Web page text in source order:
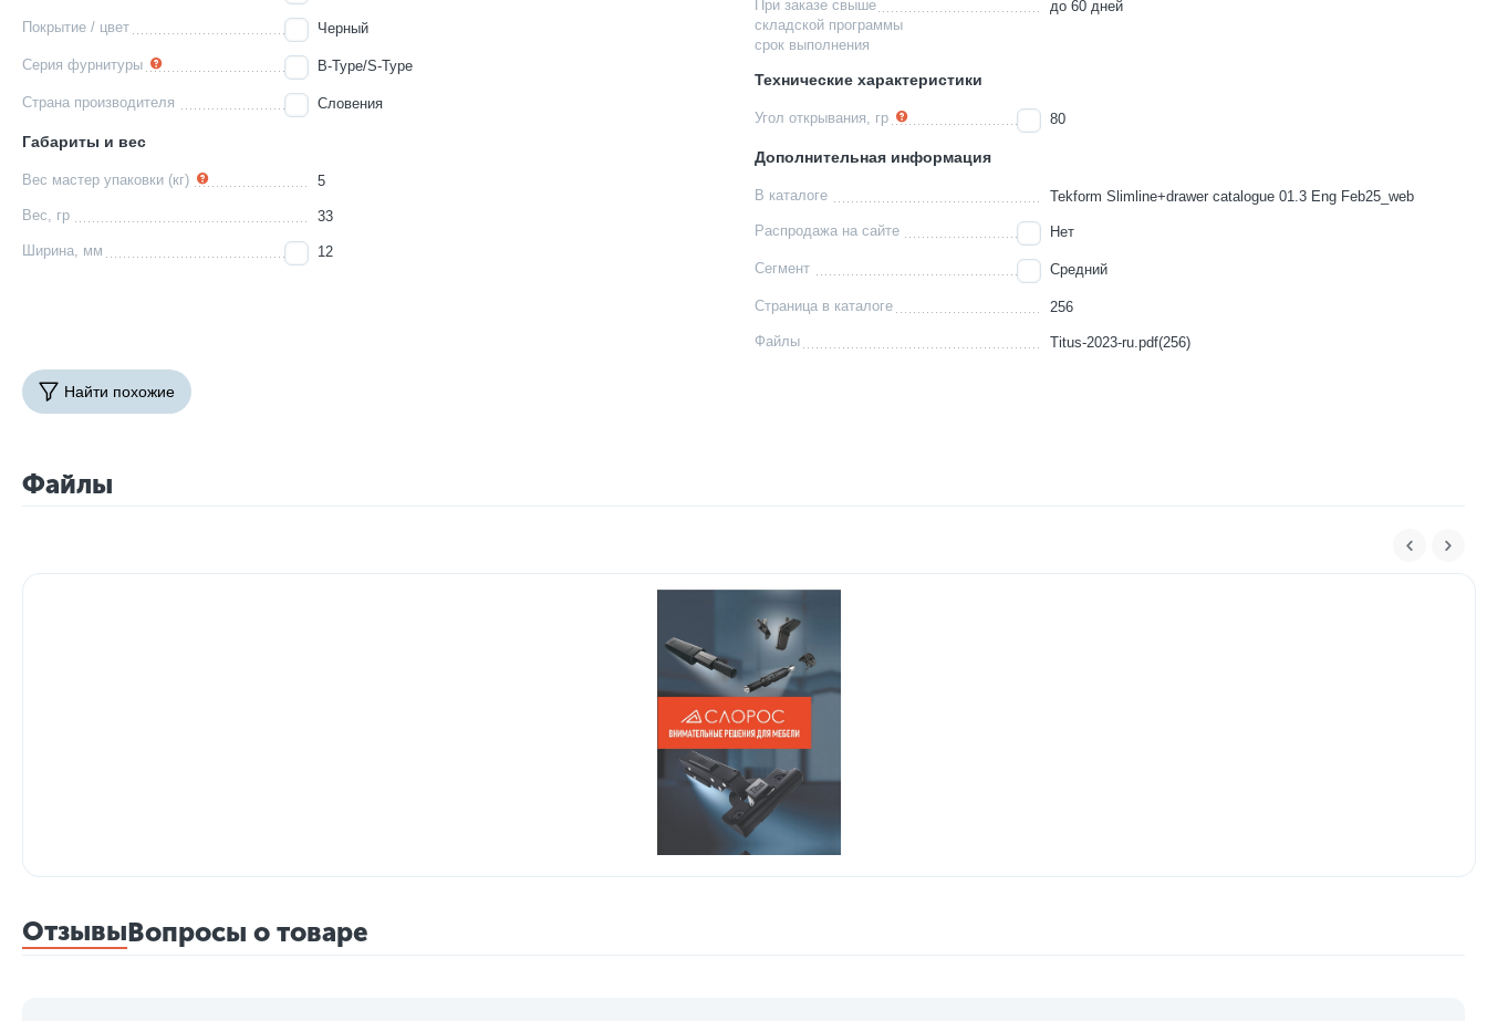
Покрытие / цвет Черный
Серия фурнитуры B-Type/S-Type
Страна производителя Словения
Габариты и вес
Вес мастер упаковки (кг) 5
Вес, гр 33
Ширина, мм 12
При заказе свыше
складской программы
срок выполнения
до 60 дней
Технические характеристики
Угол открывания, гр 80
Дополнительная информация
В каталоге Tekform Slimline+drawer catalogue 01.3 Eng Feb25_web
Распродажа на сайте Нет
Сегмент Средний
Страница в каталоге 256
Файлы Titus-2023-ru.pdf(256)
Найти похожие
Файлы
ОтзывыВопросы о товаре